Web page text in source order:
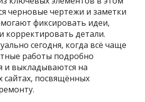
черновые чертежи и заметки
фиксировать идеи,
корректировать детали.
сегодня, когда всё чаще
работы подробно
и выкладываются на
посвящённых